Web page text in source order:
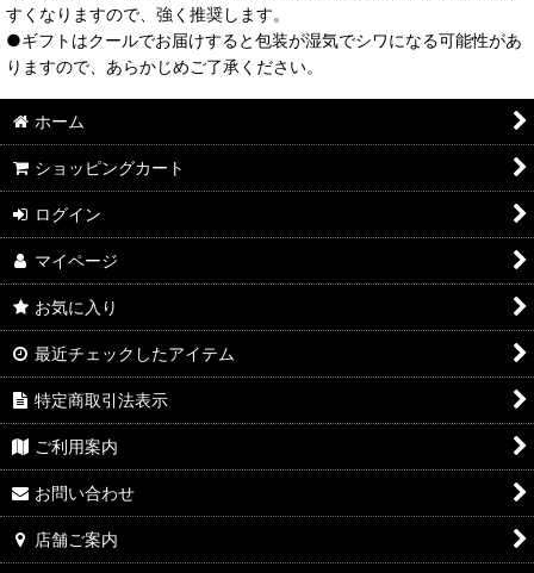
すくなりますので、強く推奨します。
●ギフトはクールでお届けすると包装が湿気でシワになる可能性があ
りますので、あらかじめご了承ください。
ホーム
ショッピングカート
ログイン
マイページ
お気に入り
最近チェックしたアイテム
特定商取引法表示
ご利用案内
お問い合わせ
店舗ご案内